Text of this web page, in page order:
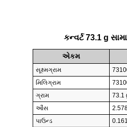
કન્વર્ટ 73.1 g
એકમ
સૂક્ષ્મગ્રામ
મિલિગ્રામ
ગ્રામ
73.1
ઔંસ
પાઉન્ડ